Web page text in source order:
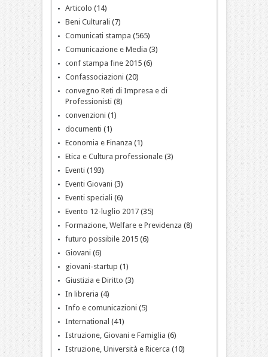
Articolo (14)
Beni Culturali (7)
Comunicati stampa (565)
Comunicazione e Media (3)
conf stampa fine 2015(6)
Confassociazioni (20)
convegno Reti di Impresa e di
Professionisti (8)
convenzioni (1)
documenti (1)
Economia e Finanza (1)
Etica e Cultura professionale(3)
Eventi (193)
Eventi Giovani (3)
Eventi speciali (6)
Evento 12-luglio 2017(35)
Formazione, Welfare e Previdenza (8)
futuro possibile 2015(6)
Giovani (6)
giovani-startup (1)
Giustizia e Diritto (3)
In libreria (4)
Info e comunicazioni (5)
International (41)
Istruzione, Giovani e Famiglia (6)
Istruzione, Università e Ricerca (10)